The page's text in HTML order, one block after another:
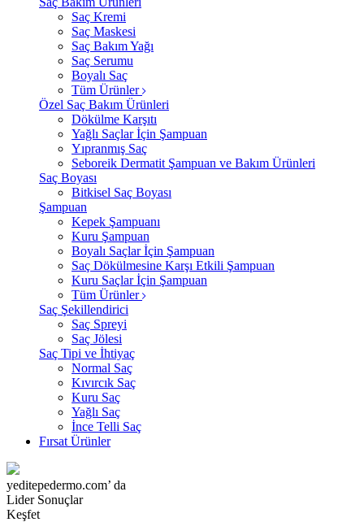
Saç Kremi
Saç Maskesi
Saç Bakım Yağı
Saç Serumu
Boyalı Saç
Tüm Ürünler
Özel Saç Bakım Ürünleri
Dökülme Karşıtı
Yağlı Saçlar İçin Şampuan
Yıpranmış Saç
Seboreik Dermatit Şampuan ve Bakım Ürünleri
Saç Boyası
Bitkisel Saç Boyası
Şampuan
Kepek Şampuanı
Kuru Şampuan
Boyalı Saçlar İçin Şampuan
Saç Dökülmesine Karşı Etkili Şampuan
Kuru Saçlar İçin Şampuan
Tüm Ürünler
Saç Şekillendirici
Saç Spreyi
Saç Jölesi
Saç Tipi ve İhtiyaç
Normal Saç
Kıvırcık Saç
Kuru Saç
Yağlı Saç
İnce Telli Saç
Fırsat Ürünler
yeditepedermo.com’ da
Lider Sonuçlar
Keşfet